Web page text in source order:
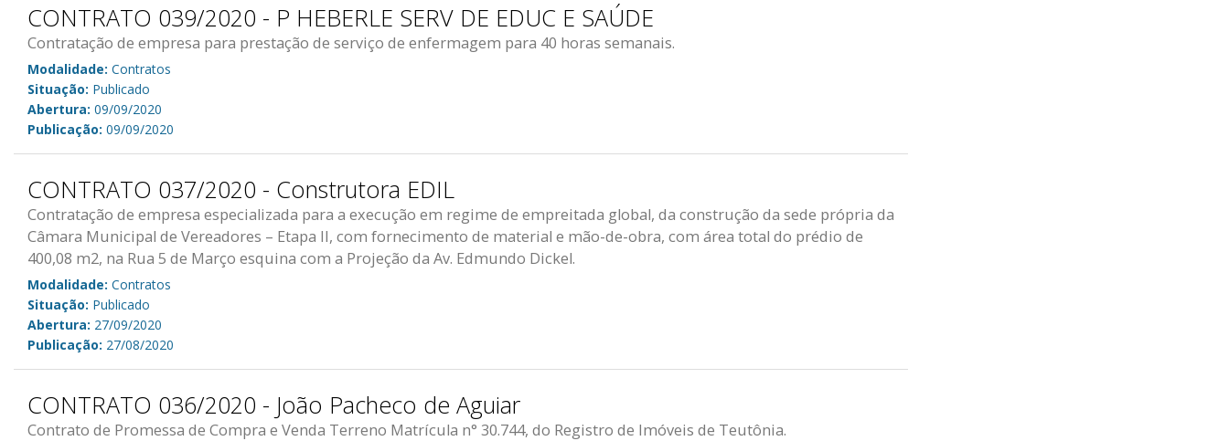
CONTRATO 039/2020 - P HEBERLE SERV DE EDUC E SAÚDE
Contratação de empresa para prestação de serviço de enfermagem para 40 horas semanais.
Modalidade: Contratos
Situação: Publicado
Abertura: 09/09/2020
Publicação: 09/09/2020
CONTRATO 037/2020 - Construtora EDIL
Contratação de empresa especializada para a execução em regime de empreitada global, da construção da sede própria da
Câmara Municipal de Vereadores – Etapa II, com fornecimento de material e mão-de-obra, com área total do prédio de
400,08 m2, na Rua 5 de Março esquina com a Projeção da Av. Edmundo Dickel.
Modalidade: Contratos
Situação: Publicado
Abertura: 27/09/2020
Publicação: 27/08/2020
CONTRATO 036/2020 - João Pacheco de Aguiar
Contrato de Promessa de Compra e Venda Terreno Matrícula n° 30.744, do Registro de Imóveis de Teutônia.